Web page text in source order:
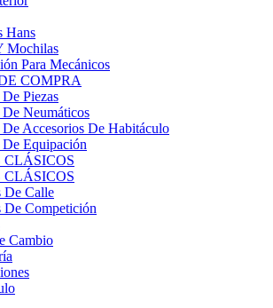
Hans
Mochilas
Para Mecánicos
COMPRA
Piezas
Neumáticos
Accesorios De Habitáculo
Equipación
De Calle
De Competición
Cambio